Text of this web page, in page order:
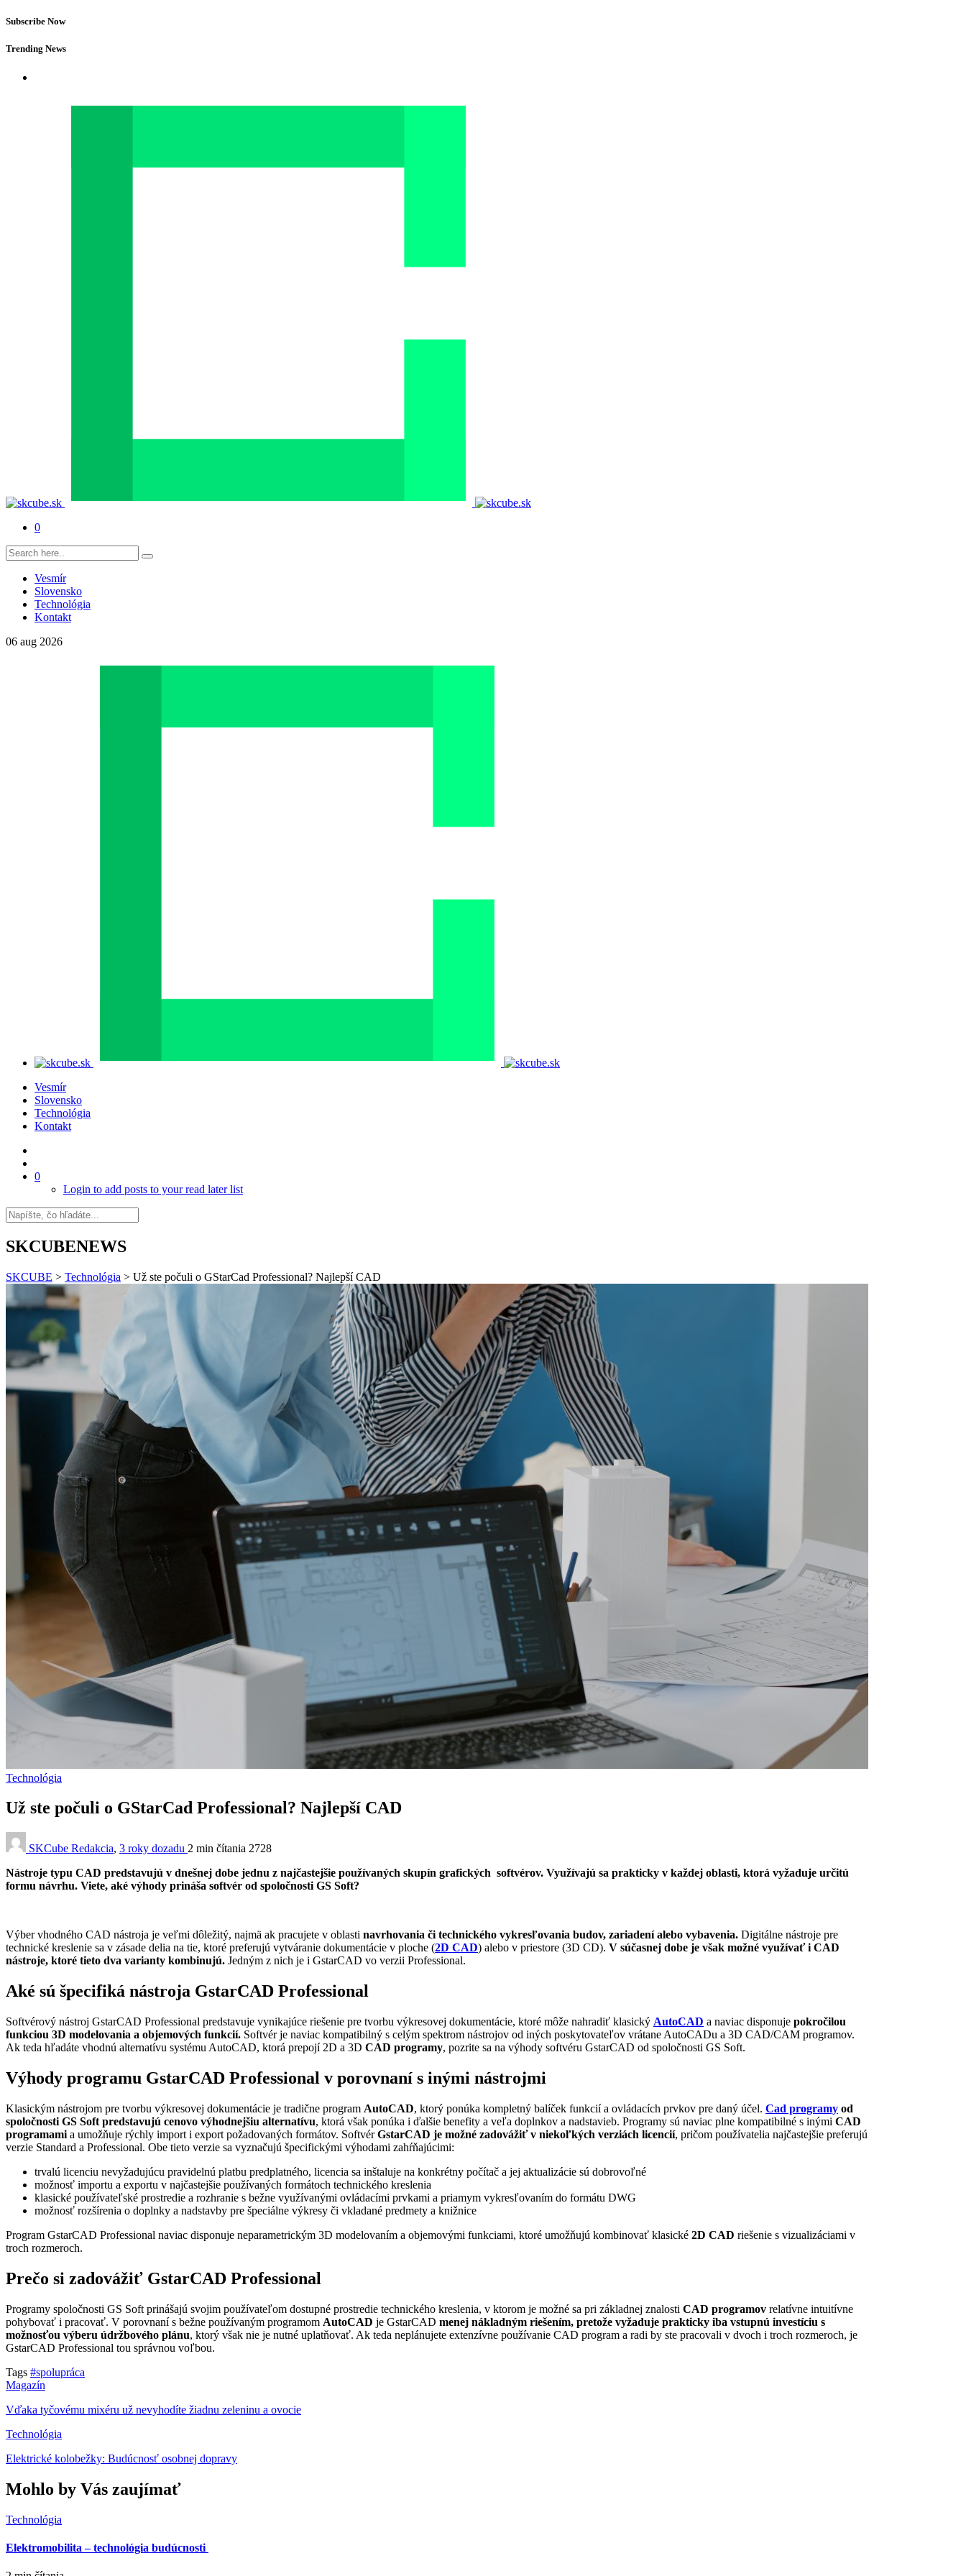
Subscribe Now
Trending News
0
Vesmír
Slovensko
Technológia
Kontakt
06 aug 2026
Vesmír
Slovensko
Technológia
Kontakt
0
Login to add posts to your read later list
SKCUBENEWS
SKCUBE > Technológia > Už ste počuli o GStarCad Professional? Najlepší CAD
Technológia
Už ste počuli o GStarCad Professional? Najlepší CAD
SKCube Redakcia, 3 roky dozadu 2 min čítania 2728
Nástroje typu CAD predstavujú v dnešnej dobe jednu z najčastejšie používaných skupín grafických softvérov. Využívajú sa prakticky v každej oblasti, ktorá vyžaduje určitú
formu návrhu. Viete, aké výhody prináša softvér od spoločnosti GS Soft?
Výber vhodného CAD nástroja je veľmi dôležitý, najmä ak pracujete v oblasti navrhovania či technického vykresľovania budov, zariadení alebo vybavenia. Digitálne nástroje pre
technické kreslenie sa v zásade delia na tie, ktoré preferujú vytváranie dokumentácie v ploche (2D CAD) alebo v priestore (3D CD). V súčasnej dobe je však možné využívať i CAD
nástroje, ktoré tieto dva varianty kombinujú. Jedným z nich je i GstarCAD vo verzii Professional.
Aké sú špecifiká nástroja GstarCAD Professional
Softvérový nástroj GstarCAD Professional predstavuje vynikajúce riešenie pre tvorbu výkresovej dokumentácie, ktoré môže nahradiť klasický AutoCAD a naviac disponuje pokročilou
funkciou 3D modelovania a objemových funkcií. Softvér je naviac kompatibilný s celým spektrom nástrojov od iných poskytovateľov vrátane AutoCADu a 3D CAD/CAM programov.
Ak teda hľadáte vhodnú alternatívu systému AutoCAD, ktorá prepojí 2D a 3D CAD programy, pozrite sa na výhody softvéru GstarCAD od spoločnosti GS Soft.
Výhody programu GstarCAD Professional v porovnaní s inými nástrojmi
Klasickým nástrojom pre tvorbu výkresovej dokumentácie je tradične program AutoCAD, ktorý ponúka kompletný balíček funkcií a ovládacích prvkov pre daný účel. Cad programy od
spoločnosti GS Soft predstavujú cenovo výhodnejšiu alternatívu, ktorá však ponúka i ďalšie benefity a veľa doplnkov a nadstavieb. Programy sú naviac plne kompatibilné s inými CAD
programami a umožňuje rýchly import i export požadovaných formátov. SoftvérGstarCAD je možné zadovážiť v niekoľkých verziách licencií, pričom používatelia najčastejšie preferujú
verzie Standard a Professional. Obe tieto verzie sa vyznačujú špecifickými výhodami zahŕňajúcimi:
trvalú licenciu nevyžadujúcu pravidelnú platbu predplatného, licencia sa inštaluje na konkrétny počítač a jej aktualizácie sú dobrovoľné
možnosť importu a exportu v najčastejšie používaných formátoch technického kreslenia
klasické používateľské prostredie a rozhranie s bežne využívanými ovládacími prvkami a priamym vykresľovaním do formátu DWG
možnosť rozšírenia o doplnky a nadstavby pre špeciálne výkresy či vkladané predmety a knižnice
Program GstarCAD Professional naviac disponuje neparametrickým 3D modelovaním a objemovými funkciami, ktoré umožňujú kombinovať klasické 2D CAD riešenie s vizualizáciami v
troch rozmeroch.
Prečo si zadovážiť GstarCAD Professional
Programy spoločnosti GS Soft prinášajú svojim používateľom dostupné prostredie technického kreslenia, v ktorom je možné sa pri základnej znalosti CAD programov relatívne intuitívne
pohybovať i pracovať. V porovnaní s bežne používaným programom AutoCAD je GstarCAD menej nákladným riešením, pretože vyžaduje prakticky iba vstupnú investíciu s
možnosťou výberu údržbového plánu, ktorý však nie je nutné uplatňovať. Ak teda neplánujete extenzívne používanie CAD program a radi by ste pracovali v dvoch i troch rozmeroch, je
GstarCAD Professional tou správnou voľbou.
Tags #spolupráca
Magazín
Vďaka tyčovému mixéru už nevyhodíte žiadnu zeleninu a ovocie
Technológia
Elektrické kolobežky: Budúcnosť osobnej dopravy
Mohlo by Vás zaujímať
Technológia
Elektromobilita – technológia budúcnosti